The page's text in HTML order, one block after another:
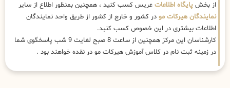
از بخش پایگاه اطلاعات عریس کسب کنید ، همچنین بمنظور اطلاع از سایر
نمایندگان هیرکات مو در کشور و خارج از کشور از طریق واحد نمایندگان
اطلاعات بیشتری در این خصوص کسب کنبد.
کارشناسان این مرکز همچنین از ساعت 8 صبح لغایت 9 شب پاسخگوی شما
در زمینه ثبت نام در کلاس آموزش هیرکات مو در نقده خواهند بود .